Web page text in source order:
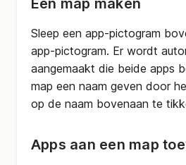
Een map maken
Sleep een app-pictogram
app-pictogram. Er wordt
aangemaakt die beide apps
map een naam geven door
op de naam bovenaan te
Apps aan een map